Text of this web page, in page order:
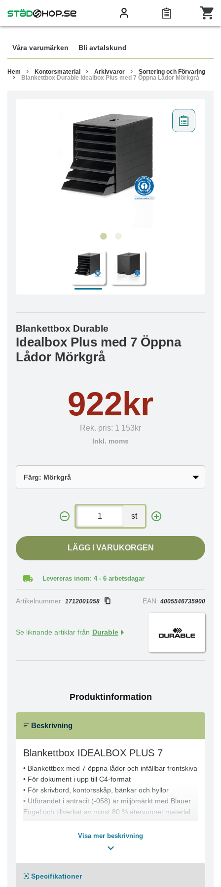
Våra varumärken Bli avtalskund
Hem Kontorsmaterial Arkivvaror
Sortering och Förvaring
Blankettbox Durable Idealbox Plus med 7 Öppna Lådor Mörkgrå
Blankettbox Durable
Idealbox Plus med 7 Öppna
Lådor Mörkgrå
922kr
Rek. pris: 1 153kr
Inkl. moms
st
LÄGG I VARUKORGEN
Levereras inom: 4 - 6 arbetsdagar
Artikelnummer: 1712001058 EAN: 4005546735900
Se liknande artiklar från Durable
Produktinformation
Beskrivning
Blankettbox IDEALBOX PLUS 7
• Blankettbox med 7 öppna lådor och infällbar frontskiva
• För dokument i upp till C4-format
• För skrivbord, kontorsskåp, bänkar och hyllor
• Utförandet i antracit (-058) är miljömärkt med Blauer
Engel och tillverkat av minst 80 % återvunnet material
Visa mer beskrivning
Specifikationer